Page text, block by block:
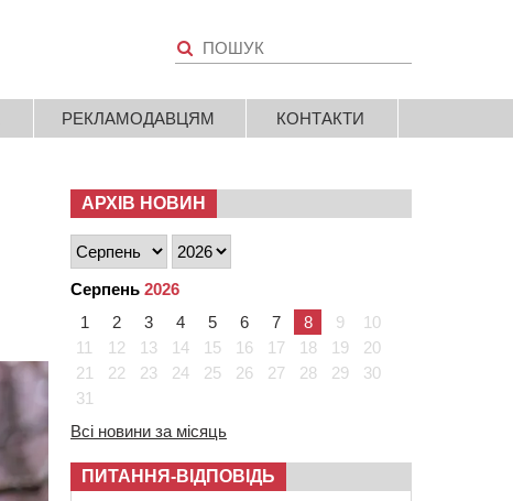
РЕКЛАМОДАВЦЯМ КОНТАКТИ
АРХІВ НОВИН
Серпень 2026
1
2 3 4 5 6 7 8 9
10
11
12 13 14 15 16 17 18 19
20
21
22 23 24 25 26 27 28 29
30
31
Всі новини за місяць
ПИТАННЯ-ВІДПОВІДЬ